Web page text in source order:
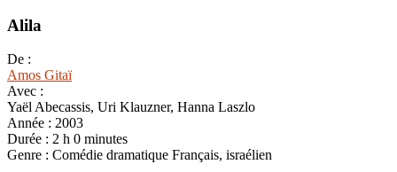
Alila
De :
Amos Gitaï
Avec :
Yaël Abecassis, Uri Klauzner, Hanna Laszlo
Année : 2003
Durée : 2 h 0 minutes
Genre : Comédie dramatique Français, israélien